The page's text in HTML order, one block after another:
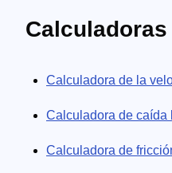
electromagnetismo; lo
un problema cotidiano,
Calculadora de la
Calculadora de caída
Calculadora de